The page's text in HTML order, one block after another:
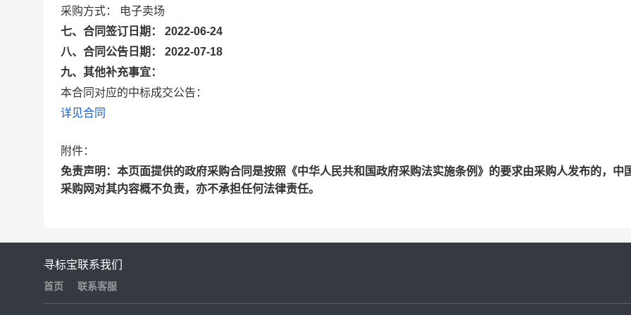
采购方式： 电子卖场
七、合同签订日期： 2022-06-24
八、合同公告日期： 2022-07-18
九、其他补充事宜：
本合同对应的中标成交公告：
详见合同
附件：
免责声明：本页面提供的政府采购合同是按照《中华人民共和国政府采购法实施条例》的要求由采购人发布的，中
采购网对其内容概不负责，亦不承担任何法律责任。
寻标宝
首页
联系我们
联系客服